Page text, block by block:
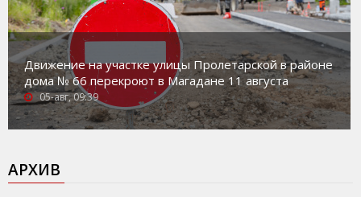
Движение на участке улицы Пролетарской в районе
дома № 66 перекроют в Магадане 11 августа
05-авг, 09:39
АРХИВ